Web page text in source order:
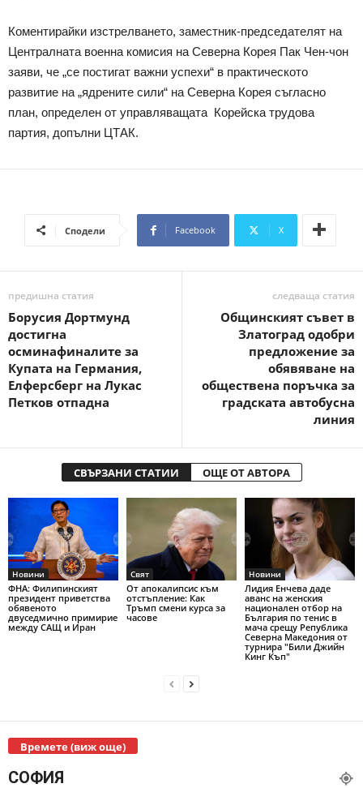
Коментирайки изстрелването, заместник-председателят на
Централната военна комисия на Северна Корея Пак Чен-чон
заяви, че „се постигат важни успехи“ в практическото
развитие на „ядрените сили“ на Северна Корея съгласно
план, определен от управляващата Корейска трудова
партия, допълни ЦТАК.
Сподели Facebook X
предишна статия
Борусия Дортмунд
достигна
осминафиналите за
Купата на Германия,
Елферсберг на Лукас
Петков отпадна
следваща статия
Общинският съвет в
Златоград одобри
предложение за
обявяване на
обществена поръчка за
градската автобусна
линия
СВЪРЗАНИ СТАТИИ ОЩЕ ОТ АВТОРА
Новини
ФНА: Филипинският
президент приветства
обявеното
двуседмично примирие
между САЩ и Иран
Свят
От апокалипсис към
отстъпление: Как
Тръмп смени курса за
часове
Новини
Лидия Енчева даде
аванс на женския
национален отбор на
България по тенис в
мача срещу Република
Северна Македония от
турнира "Били Джийн
Кинг Къп"
Времете (виж още)
СОФИЯ